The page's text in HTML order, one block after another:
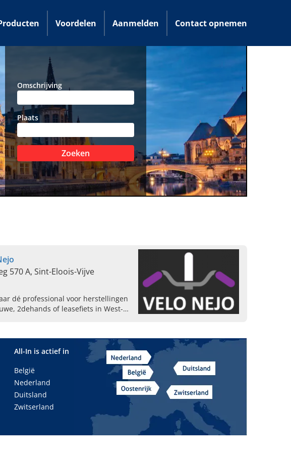
Voordelen Aanmelden Contact opnemen
Omschrijving
Plaats
Zoeken
570 A, Sint-Eloois-Vijve
dé professional voor herstellingen
2dehands of leasefiets in West-
All-In is actief in
België
Nederland
Duitsland
Zwitserland